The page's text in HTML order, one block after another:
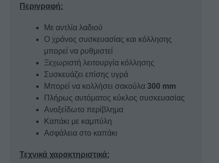
Περιγραφή:
Με αντλία λαδιού
Ο χρόνος συσκευασίας και κόλλησης
μπορεί να ρυθμιστεί
Ξεχωριστή λειτουργία κόλλησης
Συσκευάζει επίσης υγρά
Μπορεί να κολλήσει σακούλα 300 mm
Πλήρως αυτόματος κύκλος συσκευασίας
Ανοξείδωτο περίβλημα
Καπάκι με καμπύλη
Ασφάλεια στο καπάκι
Τεχνικά χαρακτηριστικά: